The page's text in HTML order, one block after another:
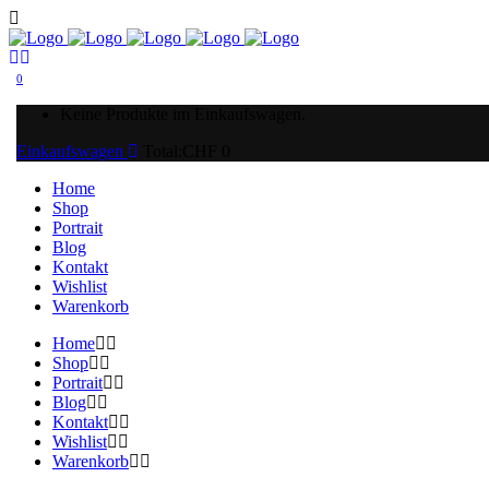
0
Einkaufswagen
Home
Shop
Portrait
Blog
Kontakt
Wishlist
Warenkorb
Home
Shop
Portrait
Blog
Kontakt
Wishlist
Warenkorb